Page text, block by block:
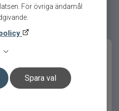
För övriga ändamål
Spara val
och UL-fiske
ädelfisk
Värde
för ditt fiske